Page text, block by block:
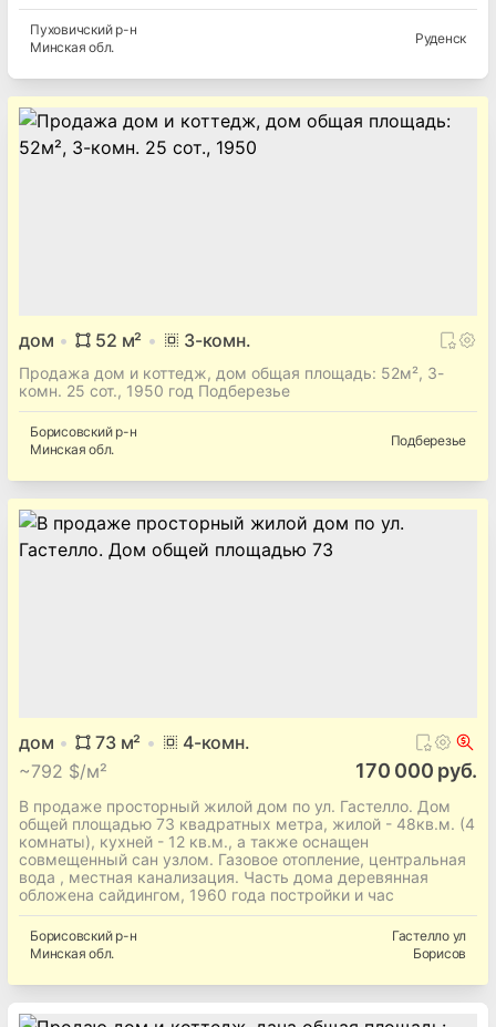
Пуховичскийр-н
Минская обл.
Руденск
дом 52 м² 3-комн.
Продажа дом и коттедж, дом общая площадь: 52м², 3-
комн. 25 сот., 1950 год Подберезье
Борисовскийр-н
Минская обл.
Подберезье
дом 73м² 4-комн.
~792 $/м² 170 000 руб.
В продаже просторный жилой дом по ул. Гастелло. Дом
общей площадью 73 квадратных метра, жилой - 48кв.м. (4
комнаты), кухней - 12 кв.м., а также оснащен
совмещенный сан узлом. Газовое отопление, центральная
вода , местная канализация. Часть дома деревянная
обложена сайдингом, 1960 года постройки и час
Борисовскийр-н
Минская обл.
Гастелло ул
Борисов